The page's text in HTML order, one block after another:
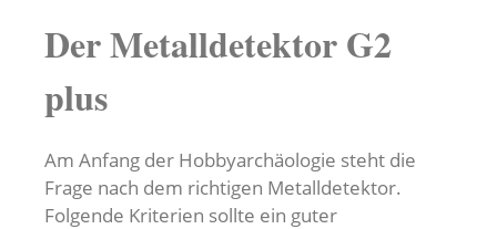
Der Metalldetektor G2
plus
Am Anfang der Hobbyarchäologie steht die
Frage nach dem richtigen Metalldetektor.
Folgende Kriterien sollte ein guter